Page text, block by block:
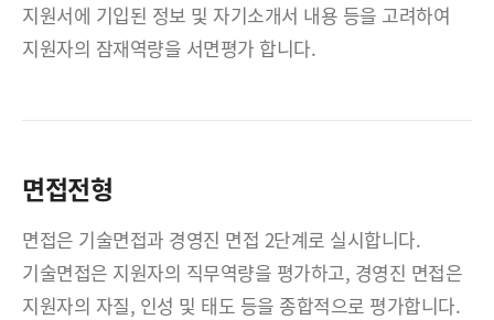
지원서에 기입된 정보 및 자기소개서 내용 등을 고려하여
지원자의 잠재역량을 서면평가 합니다.
면접전형
면접은 기술면접과 경영진 면접 2단계로 실시합니다.
기술면접은 지원자의 직무역량을 평가하고, 경영진 면접은
지원자의 자질, 인성 및 태도 등을 종합적으로 평가합니다.